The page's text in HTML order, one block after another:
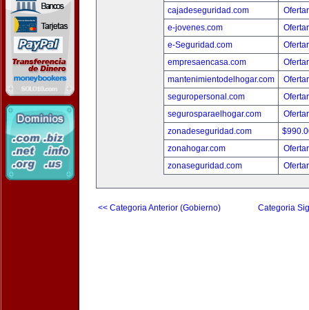
cajadeseguridad.com
e-jovenes.com
e-Seguridad.com
empresaencasa.com
mantenimientodelhogar.com
seguropersonal.com
segurosparaelhogar.com
zonadeseguridad.com
zonahogar.com
zonaseguridad.com
<< Categoria Anterior (Gobierno) Categoria